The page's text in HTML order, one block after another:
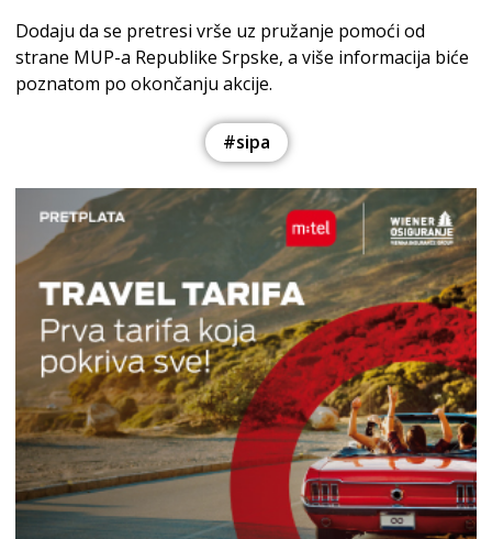
Dodaju da se pretresi vrše uz pružanje pomoći od
strane MUP-a Republike Srpske, a više informacija biće
poznatom po okončanju akcije.
#sipa